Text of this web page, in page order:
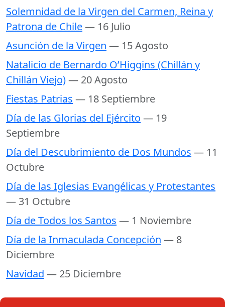
Solemnidad de la Virgen del Carmen, Reina y
Patrona de Chile— 16 Julio
Asunción de la Virgen — 15 Agosto
Natalicio de Bernardo O’Higgins (Chillán y
Chillán Viejo)— 20 Agosto
Fiestas Patrias — 18 Septiembre
Día de las Glorias del Ejército — 19
Septiembre
Día del Descubrimiento de Dos Mundos — 11
Octubre
Día de las Iglesias Evangélicas y Protestantes
— 31 Octubre
Día de Todos los Santos — 1 Noviembre
Día de la Inmaculada Concepción — 8
Diciembre
Navidad — 25 Diciembre